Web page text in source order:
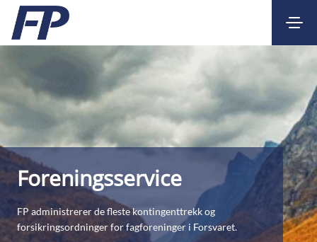
Foreningsservice
FP administrerer de fleste kontingenttrekk og
forsikringsordninger for fagforeninger i Forsvaret.